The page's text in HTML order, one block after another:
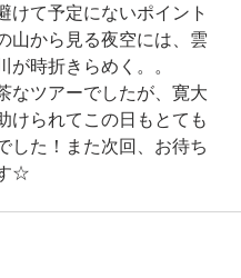
けて予定にないポイント
山から見る夜空には、雲
が時折きらめく。。
なツアーでしたが、寛大
けられてこの日もとても
した！また次回、お待ち
☆